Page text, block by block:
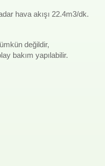
hava akışı 22.4m3/dk.
değildir,
bakım yapılabilir.